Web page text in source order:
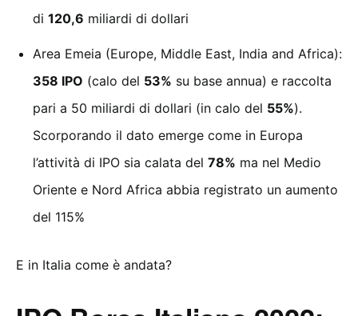
di 120,6 miliardi di dollari
Area Emeia (Europe, Middle East, India and Africa):
358 IPO (calo del 53% su base annua) e raccolta
pari a 50 miliardi di dollari (in calo del 55%).
Scorporando il dato emerge come in Europa
l’attività di IPO sia calata del 78% ma nel Medio
Oriente e Nord Africa abbia registrato un aumento
del 115%
E in Italia come è andata?